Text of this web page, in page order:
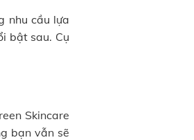
nhu cầu lựa
bật sau. Cụ
Skincare
bạn vẫn sẽ